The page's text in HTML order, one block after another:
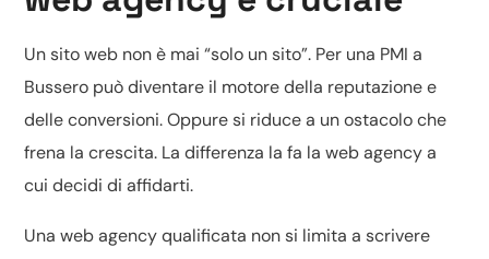
Un sito web non è mai “solo un sito”. Per una PMI a
Bussero può diventare il motore della reputazione e
delle conversioni. Oppure si riduce a un ostacolo che
frena la crescita. La differenza la fa la web agency a
cui decidi di affidarti.
Una web agency qualificata non si limita a scrivere